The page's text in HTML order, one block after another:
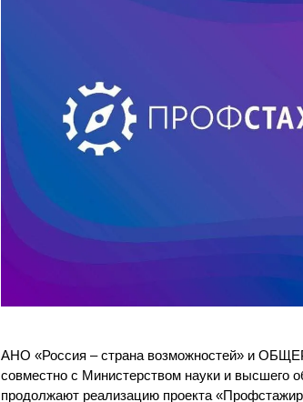
АНО «Россия – страна возможностей» и
совместно с Министерством науки и высшего
продолжают реализацию проекта